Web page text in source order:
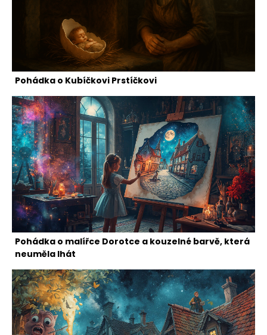
Pohádka o Kubíčkovi Prstíčkovi
Pohádka o malířce Dorotce a kouzelné barvě, která
neuměla lhát